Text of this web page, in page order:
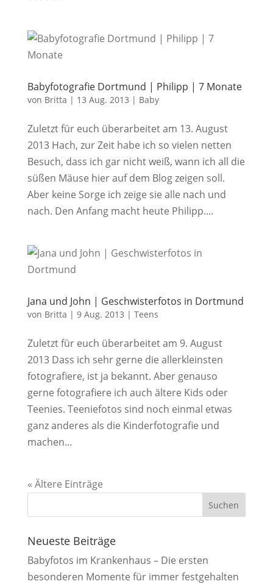
Babyfotografie Dortmund | Philipp | 7 Monate
von Britta | 13 Aug. 2013 | Baby
Zuletzt für euch überarbeitet am 13. August
2013 Hach, zur Zeit habe ich so vielen netten
Besuch, dass ich gar nicht weiß, wann ich all die
süßen Mäuse hier auf dem Blog zeigen soll.
Aber keine Sorge ich zeige sie alle nach und
nach. Den Anfang macht heute Philipp....
Jana und John | Geschwisterfotos in Dortmund
von Britta | 9 Aug. 2013 | Teens
Zuletzt für euch überarbeitet am 9. August
2013 Dass ich sehr gerne die allerkleinsten
fotografiere, ist ja bekannt. Aber genauso
gerne fotografiere ich auch ältere Kids oder
Teenies. Teeniefotos sind noch einmal etwas
ganz anderes als die Kinderfotografie und
machen...
« Ältere Einträge
Neueste Beiträge
Babyfotos im Krankenhaus – Die ersten
besonderen Momente für immer festgehalten